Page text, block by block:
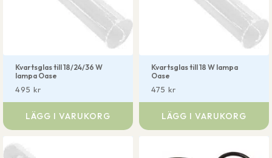
Kvartsglas till 18/24/36 W
lampa Oase
495 kr
LÄGG I VARUKORG
Kvartsglas till 18 W lampa
Oase
475 kr
LÄGG I VARUKORG